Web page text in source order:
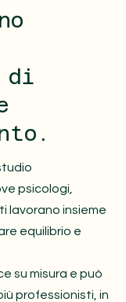
di
psicologi,
lavorano insieme
equilibrio e
su misura e può
professionisti, in